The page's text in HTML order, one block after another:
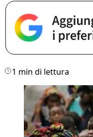
1 min di lettura